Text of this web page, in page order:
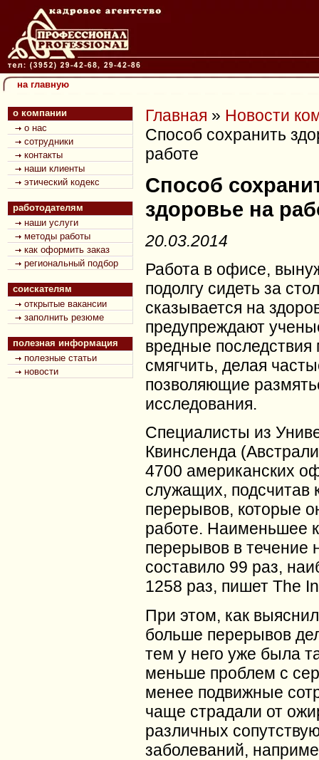
на главную
о компании
о нас
сотрудники
контакты
наши клиенты
этический кодекс
работодателям
наши услуги
методы работы
как оформить заказ
региональный подбор
соискателям
открытые вакансии
заполнить резюме
полезная информация
полезные статьи
новости
Главная » Новости
Способ сохранить
работе
Способ
здоровье на
20.03.2014
Работа в офисе,
подолгу сидеть за
сказывается на
предупреждают
вредные
смягчить, делая
позволяющие
исследования.
Специалисты из
Квинсленда
4700 американских
служащих, подсчитав
перерывов, которые
работе. Наименьшее
перерывов в течение
составило 99 раз,
1258 раз, пишет The
При этом, как
больше перерывов
тем у него уже была
меньше проблем с
менее подвижные
чаще страдали от
различных
заболеваний,